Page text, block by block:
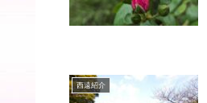
西遠紹介